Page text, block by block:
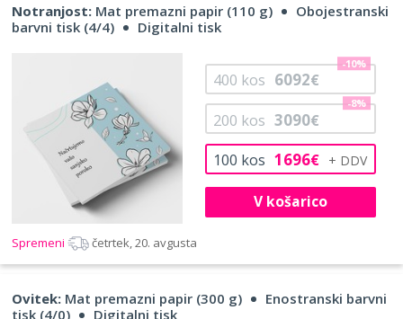
Notranjost: Mat premazni papir (110 g)
Obojestranski
barvni tisk (4/4)
Digitalni tisk
100 kos 1696€
200 kos 3090€
-8%
400 kos 6092€
-10%
V košarico
Spremeni četrtek, 20. avgusta
Ovitek: Mat premazni papir (300 g)
Enostranski barvni
tisk (4/0)
Digitalni tisk